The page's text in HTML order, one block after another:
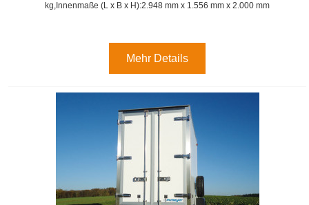
kg, Innenmaße (L x B x H):2.948 mm x 1.556 mm x 2.000 mm
Mehr Details